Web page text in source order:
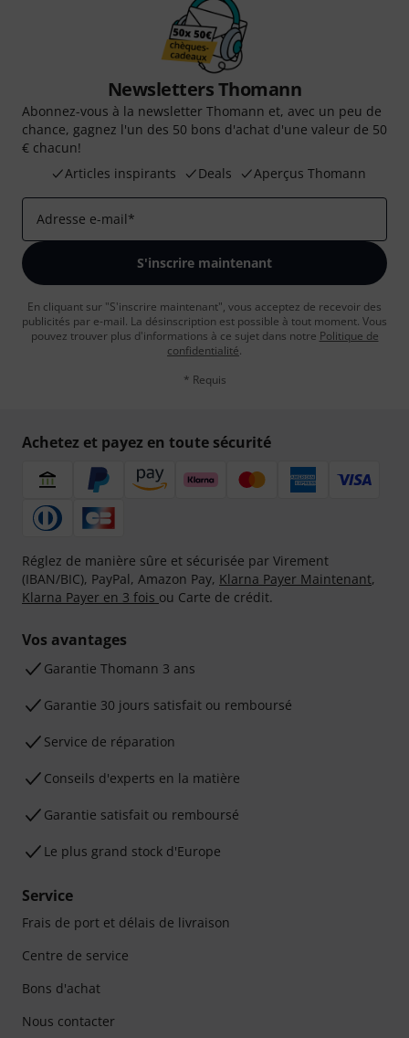
Newsletters Thomann
Abonnez-vous à la newsletter Thomann et, avec un peu de
chance, gagnez l'un des 50 bons d'achat d'une valeur de 50
€ chacun!
Articles inspirants
Deals Aperçus Thomann
Adresse e-mail*
S'inscrire maintenant
En cliquant sur "S'inscrire maintenant", vous acceptez de recevoir des
publicités par e-mail. La désinscription est possible à tout moment. Vous
pouvez trouver plus d'informations à ce sujet dans notre Politique de
confidentialité.
* Requis
Achetez et payez en toute sécurité
Réglez de manière sûre et sécurisée par Virement
(IBAN/BIC), PayPal, Amazon Pay, Klarna Payer Maintenant,
Klarna Payer en 3 fois ou Carte de crédit.
Vos avantages
Ga­ran­tie Thomann 3 ans
Garantie 30 jours satisfait ou remboursé
Service de réparation
Conseils d'experts en la matière
Garantie satisfait ou remboursé
Le plus grand stock d'Europe
Service
Frais de port et délais de livraison
Centre de service
Bons d'achat
Nous contacter